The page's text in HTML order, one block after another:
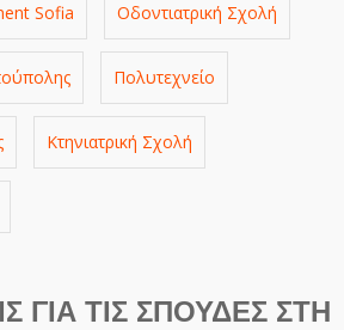
Sofia Οδοντιατρική Σχολή
Πολυτεχνείο
Κτηνιατρική Σχολή
ΓΙΑ ΤΙΣ ΣΠΟΥΔΕΣ ΣΤΗ